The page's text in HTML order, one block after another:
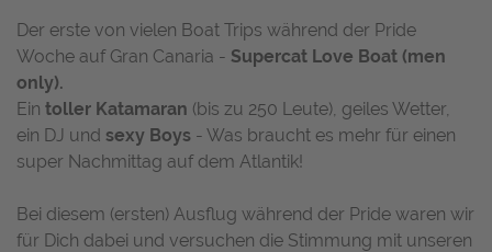
Der erste von vielen Boat Trips während der Pride
Woche auf Gran Canaria - Supercat Love Boat (men
only).
Ein toller Katamaran (bis zu 250 Leute), geiles Wetter,
ein DJ und sexy Boys - Was braucht es mehr für einen
super Nachmittag auf dem Atlantik!
Bei diesem (ersten) Ausflug während der Pride waren wir
für Dich dabei und versuchen die Stimmung mit unseren